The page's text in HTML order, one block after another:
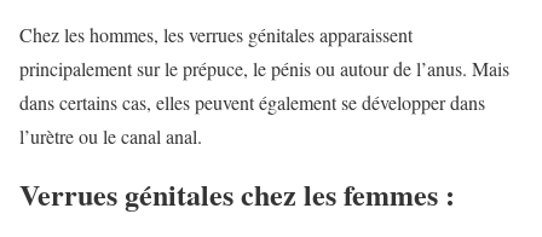
Chez les hommes, les verrues génitales apparaissent
principalement sur le prépuce, le pénis ou autour de l’anus. Mais
dans certains cas, elles peuvent également se développer dans
l’urètre ou le canal anal.
Verrues génitales chez les femmes :